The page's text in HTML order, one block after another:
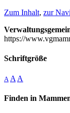
Zum Inhalt, zur
https://
Schriftgröße
A A A
Finden in